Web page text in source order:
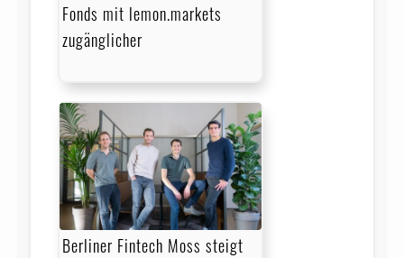
Fonds mit lemon.markets
zugänglicher
Berliner Fintech Moss steigt